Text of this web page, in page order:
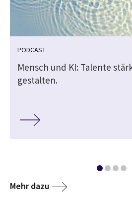
PODCAST
Mensch und KI: Talente
gestalten.
Mehr dazu